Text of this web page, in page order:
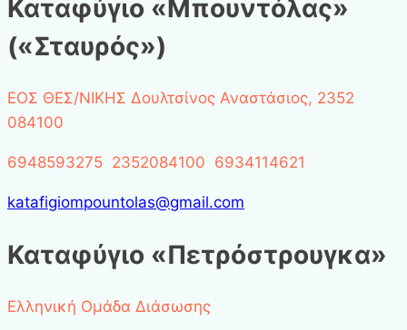
Καταφύγιο «Μπουντόλας»
(«Σταυρός»)
ΕΟΣ ΘΕΣ/ΝΙΚΗΣ Δουλτσίνος Αναστάσιος, 2352
084100
6948593275 2352084100 6934114621
katafigiompountolas@gmail.com
Καταφύγιο «Πετρόστρουγκα»
Ελληνική Ομάδα Διάσωσης